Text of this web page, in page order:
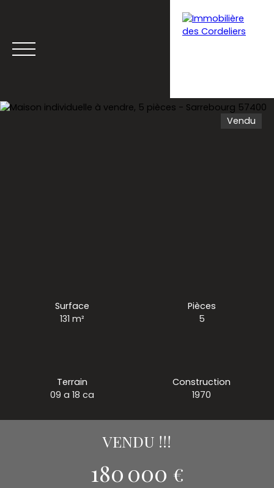
Vendu
Surface
131m²
Pièces
5
Terrain
09 a 18 ca
Construction
1970
VENDU !!!
180 000 €